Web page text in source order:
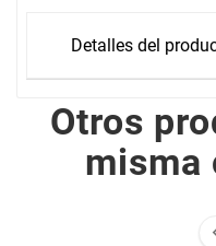
Detalles del
Otros
misma